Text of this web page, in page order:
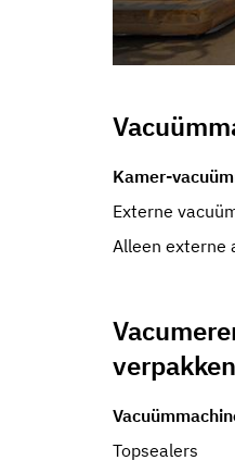
Kamer-
Externe
Alleen externe
Vacumeren en
verpakken
Topsealers